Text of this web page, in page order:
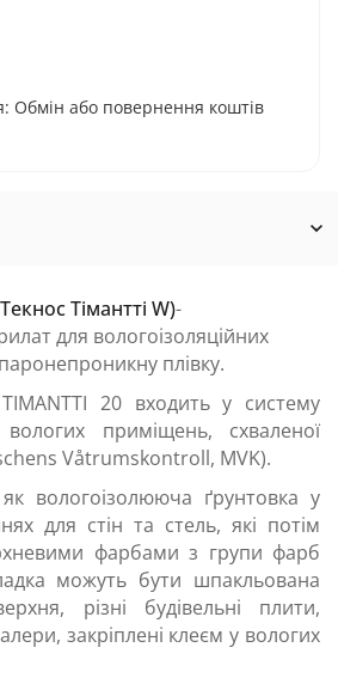
Обмін або повернення коштів
Тімантті W)-
для вологоізоляційних
плівку.
20 входить у систему
приміщень, схваленої
Våtrumskontroll, MVK).
як вологоізолююча ґрунтовка у
для стін та стель, які потім
фарбами з групи фарб
можуть бути шпакльована
різні будівельні плити,
закріплені клеєм у вологих